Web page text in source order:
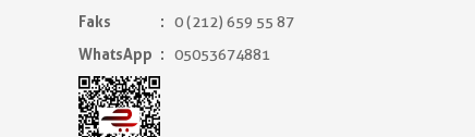
Faks
0 (212) 659 55 87
WhatsApp
05053674881